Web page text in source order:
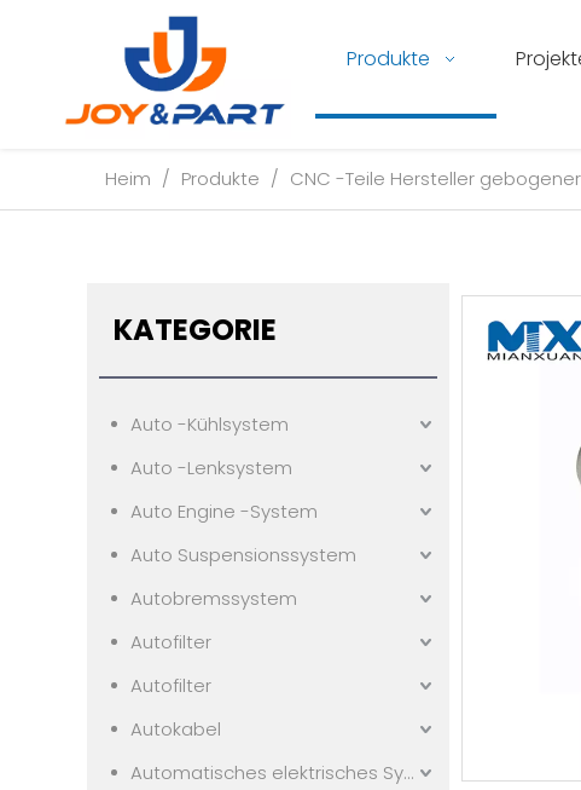
Produkte
Heim / Produkte / CNC -Teile Hersteller
KATEGORIE
Auto -Kühlsystem
Auto -Lenksystem
Auto Engine -System
Auto Suspensionssystem
Autobremssystem
Autofilter
Autofilter
Autokabel
Automatisches elektrisches System